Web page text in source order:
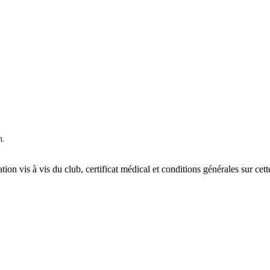
vis à vis du club, certificat médical et conditions générales sur